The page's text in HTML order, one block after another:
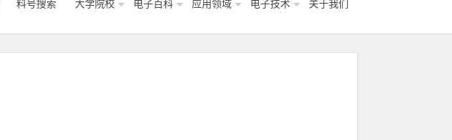
料号搜索 大学院校 电子百科 应用领域 电子技术 关于我们